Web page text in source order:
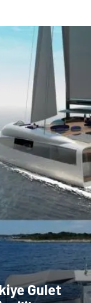
Servisleri
Kontrol
Gulet